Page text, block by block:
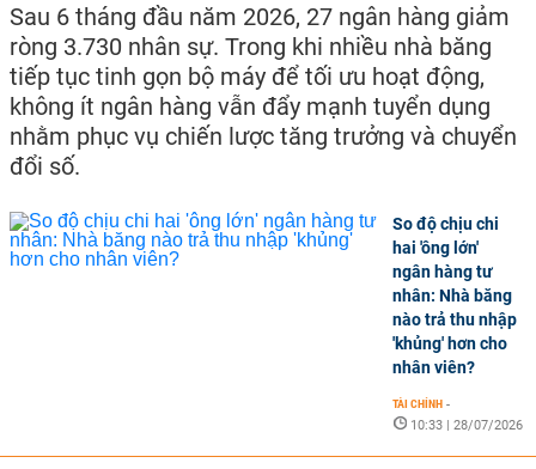
Sau 6 tháng đầu năm 2026, 27 ngân hàng giảm
ròng 3.730 nhân sự. Trong khi nhiều nhà băng
tiếp tục tinh gọn bộ máy để tối ưu hoạt động,
không ít ngân hàng vẫn đẩy mạnh tuyển dụng
nhằm phục vụ chiến lược tăng trưởng và chuyển
đổi số.
So độ chịu chi
hai 'ông lớn'
ngân hàng tư
nhân: Nhà băng
nào trả thu nhập
'khủng' hơn cho
nhân viên?
TÀI CHÍNH -
10:33 | 28/07/2026